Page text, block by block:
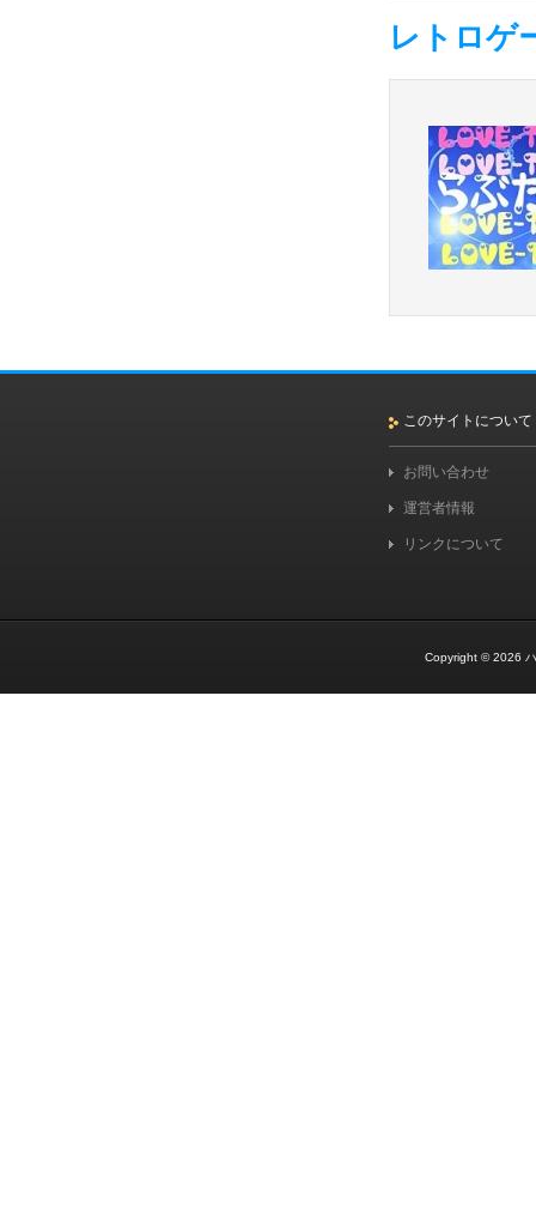
レトロゲ
このサイトについて
お問い合わせ
運営者情報
リンクについて
Copyright © 2026